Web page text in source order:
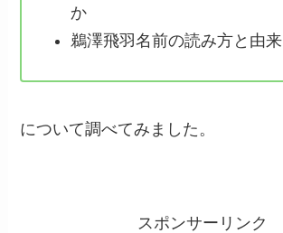
か
鵜澤飛羽名前の読み方と由来
について調べてみました。
スポンサーリンク